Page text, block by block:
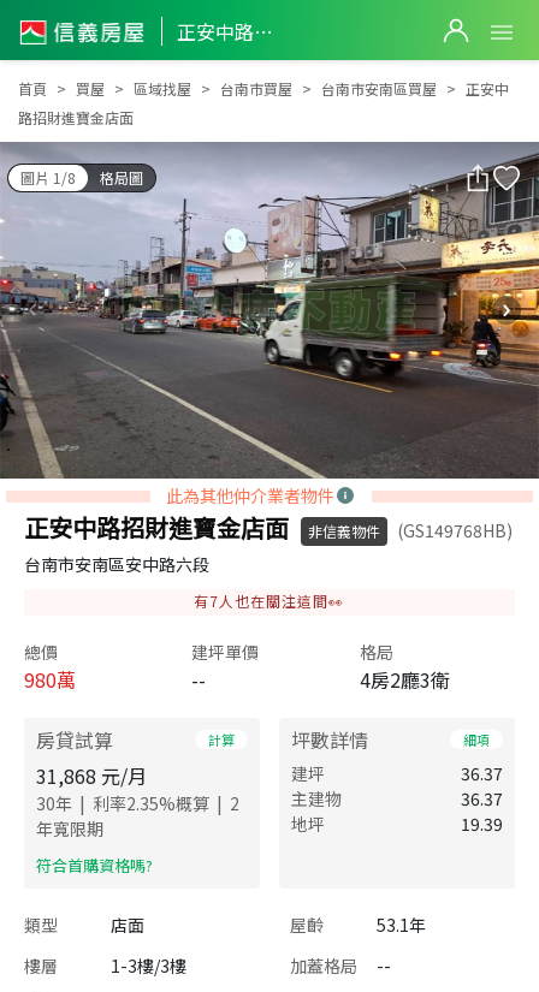
正安中路招財進寶金店面
正安中路招財進寶金店面
首頁 買屋 區域找屋 台南市買屋 台南市安南區買屋
正安中
路招財進寶金店面
圖片 1/8 格局圖
此為其他仲介業者物件
正安中路招財進寶金店面 非信義物件
(GS149768HB)
台南市安南區安中路六段
有7人也在關注這間👀
總價
980萬
建坪單價
--
格局
4房2廳3衛
房貸試算 計算
31,868 元/月
30年 | 利率2.35%概算 | 2
年寬限期
​符合首購資格嗎?
坪數詳情 細項
建坪
36.37
主建物
36.37
地坪
19.39
類型 店面 屋齡
53.1年
樓層
1-3樓/3樓 加蓋格局
--